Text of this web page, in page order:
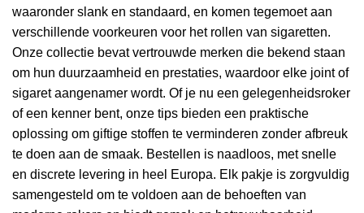
waaronder slank en standaard, en komen tegemoet aan
verschillende voorkeuren voor het rollen van sigaretten.
Onze collectie bevat vertrouwde merken die bekend staan
om hun duurzaamheid en prestaties, waardoor elke joint of
sigaret aangenamer wordt. Of je nu een gelegenheidsroker
of een kenner bent, onze tips bieden een praktische
oplossing om giftige stoffen te verminderen zonder afbreuk
te doen aan de smaak. Bestellen is naadloos, met snelle
en discrete levering in heel Europa. Elk pakje is zorgvuldig
samengesteld om te voldoen aan de behoeften van